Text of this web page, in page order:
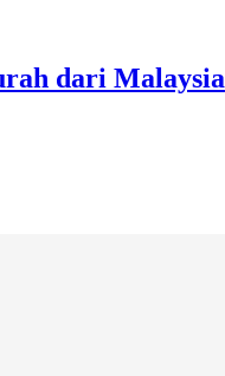
dari Malaysia